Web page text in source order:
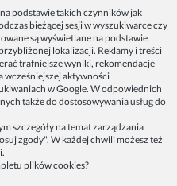
Nowak-Staszak
4, 30-650 Kraków
motyw.pl
3202 7758 0405
Motyw
podstawie takich czynników jak
bieżącej sesji w wyszukiwarce czy
są wyświetlane na podstawie
lokalizacji. Reklamy i treści
trafniejsze wyniki, rekomendacje
wcześniejszej aktywności
w Google. W odpowiednich
także do dostosowywania usług do
szczegóły na temat zarządzania
zgody". W każdej chwili możesz też
.
plików cookies?